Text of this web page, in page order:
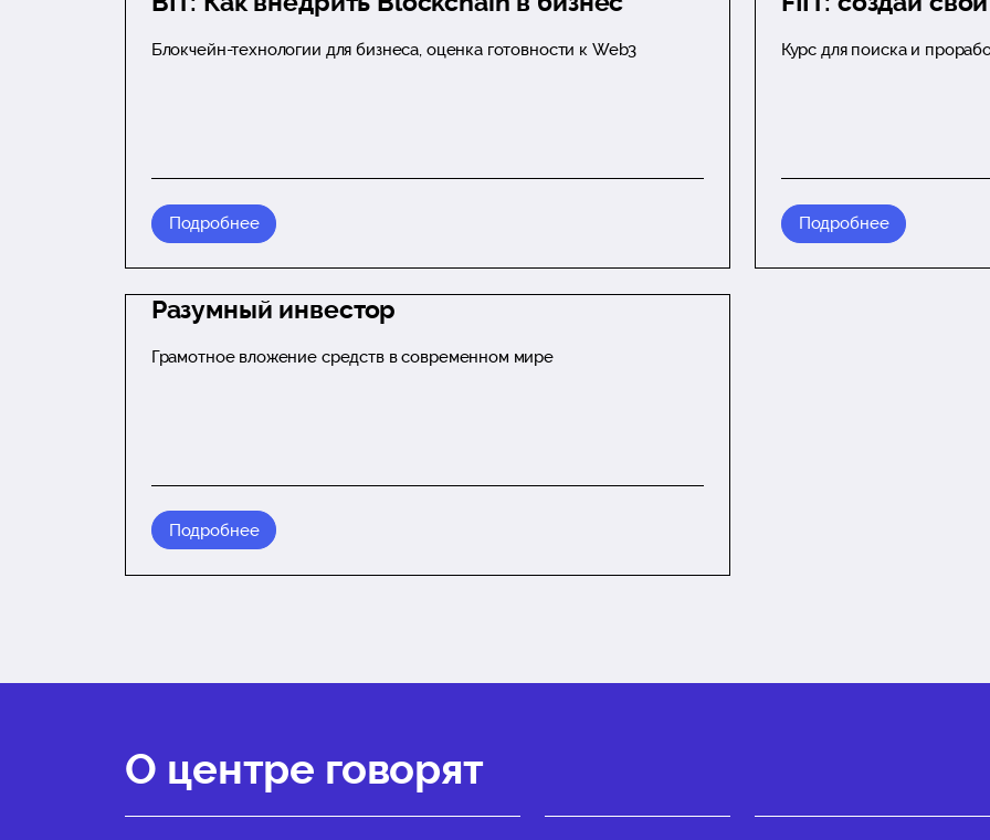
Блокчейн-технологии для бизнеса, оценка готовности к Web3
Подробнее
Курс для поиска и
Подробнее
Разумный инвестор
Грамотное вложение средств в современном мире
Подробнее
О центре говорят